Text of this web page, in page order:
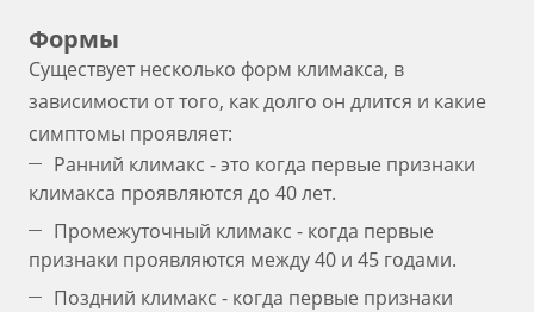
Формы
Существует несколько форм климакса, в
зависимости от того, как долго он длится и какие
симптомы проявляет:
Ранний климакс - это когда первые признаки
климакса проявляются до 40 лет.
Промежуточный климакс - когда первые
признаки проявляются между 40 и 45 годами.
Поздний климакс - когда первые признаки